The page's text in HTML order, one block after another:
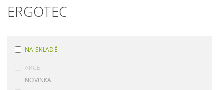
ERGOTEC
NA SKLADĚ
AKCE
NOVINKA